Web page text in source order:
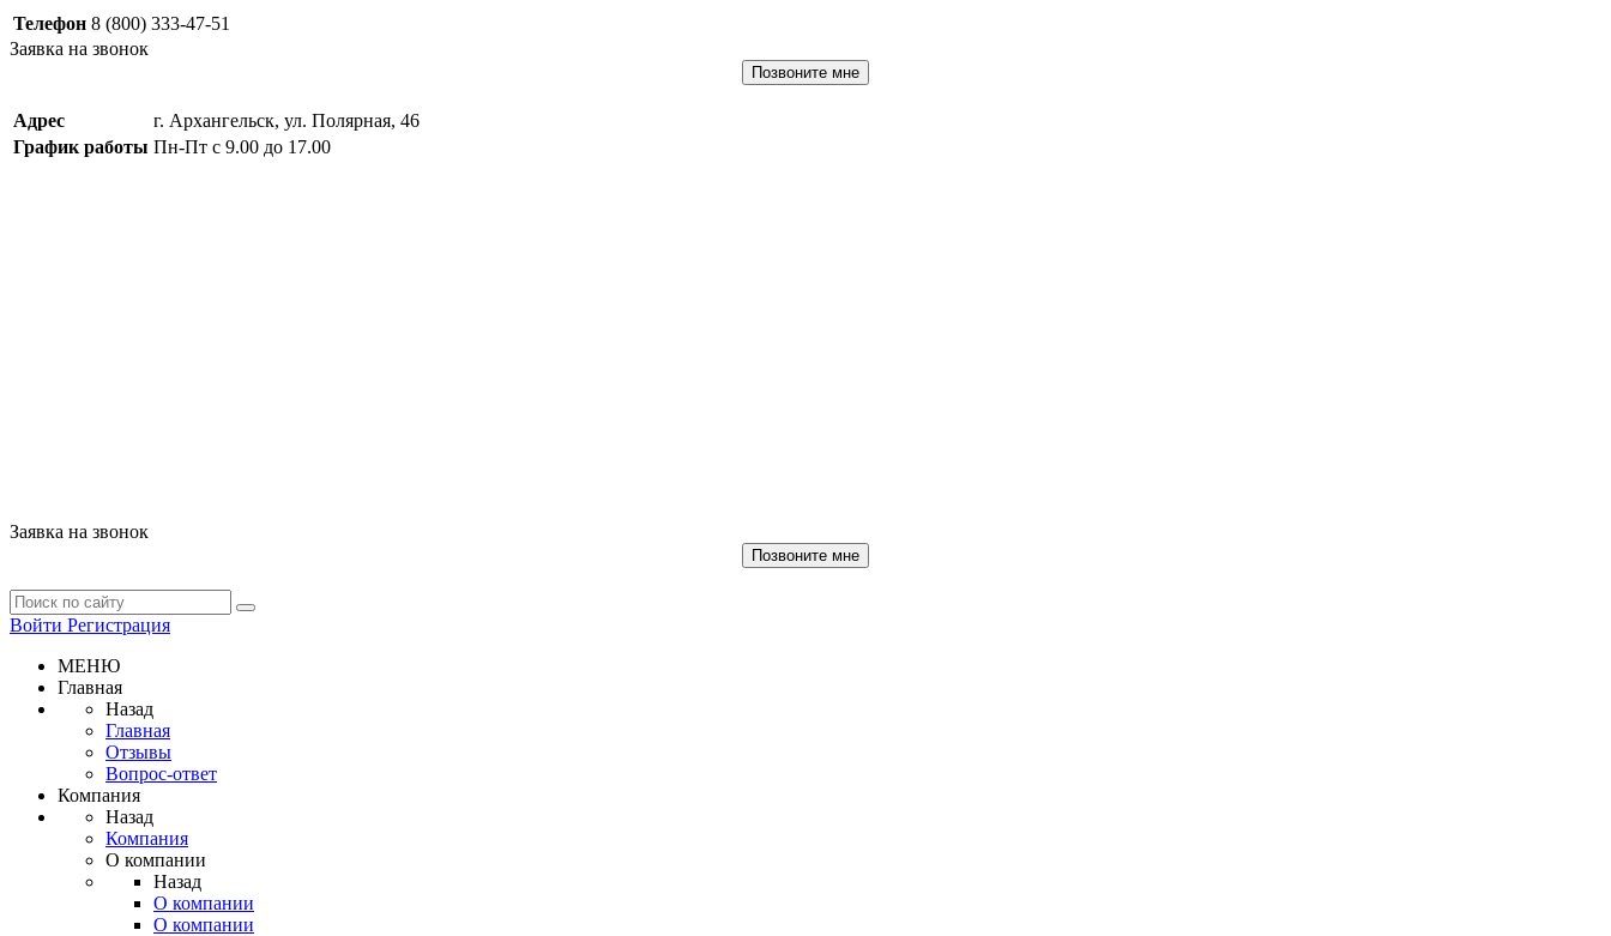
Телефон 8 (800) 333-47-51
Заявка на звонок
Позвоните мне
Адрес
г. Архангельск, ул. Полярная, 46
График работы Пн-Пт с 9.00 до 17.00
Заявка на звонок
Позвоните мне
Войти Регистрация
МЕНЮ
Главная
Назад
Главная
Отзывы
Вопрос-ответ
Компания
Назад
Компания
О компании
Назад
О компании
О компании